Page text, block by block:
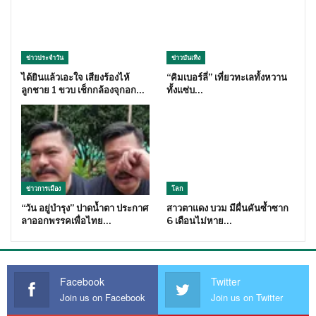
ข่าวประจำวัน
ได้ยินแล้วเอะใจ เสียงร้องไห้
ลูกชาย 1 ขวบ เช็กกล้องจุกอก…
ข่าวบันเทิง
“คิมเบอร์ลี่” เที่ยวทะเลทั้งหวาน
ทั้งแซ่บ…
ข่าวการเมือง
“วัน อยู่บำรุง” ปาดน้ำตา ประกาศ
ลาออกพรรคเพื่อไทย…
โลก
สาวตาแดง บวม มีผื่นคันซ้ำซาก
6 เดือนไม่หาย…
Facebook
Join us on Facebook
Twitter
Join us on Twitter